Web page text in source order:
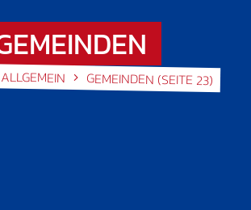
ALLGEMEIN GEMEINDEN (SEITE 23)